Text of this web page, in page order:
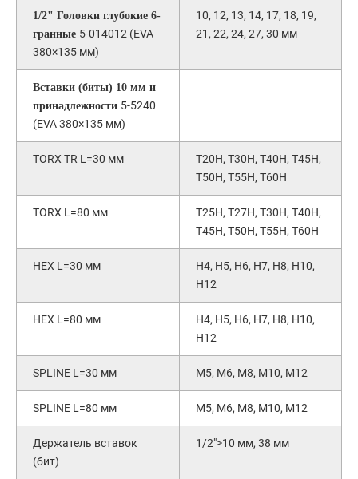
1/2" Головки глубокие 6-
гранные 5-014012 (EVA
380×135 мм)
10, 12, 13, 14, 17, 18, 19,
21, 22, 24, 27, 30 мм
Вставки (биты) 10 мм и
принадлежности 5-5240
(EVA 380×135 мм)
TORX TR L=30 мм
Т20H, Т30H, Т40H, Т45H,
Т50H, Т55H, Т60H
TORX L=80 мм
Т25H, Т27H, Т30H, Т40H,
Т45H, Т50H, Т55H, Т60H
HEX L=30 мм
H4, H5, H6, H7, H8, H10,
H12
HEX L=80 мм
H4, H5, H6, H7, H8, H10,
H12
SPLINE L=30 мм М5, М6, М8, М10, М12
SPLINE L=80 мм М5, М6, М8, М10, М12
Держатель вставок
(бит)
1/2">10 мм, 38 мм